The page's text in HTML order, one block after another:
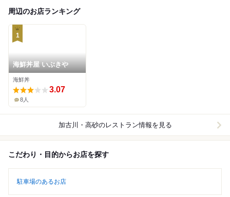
周辺のお店ランキング
1
海鮮丼屋 いぶきや
海鮮丼
3.07
8人
加古川・高砂のレストラン情報を見る
こだわり・目的からお店を探す
駐車場のあるお店